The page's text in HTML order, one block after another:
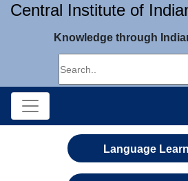
Central Institute of
Knowledge through
Language